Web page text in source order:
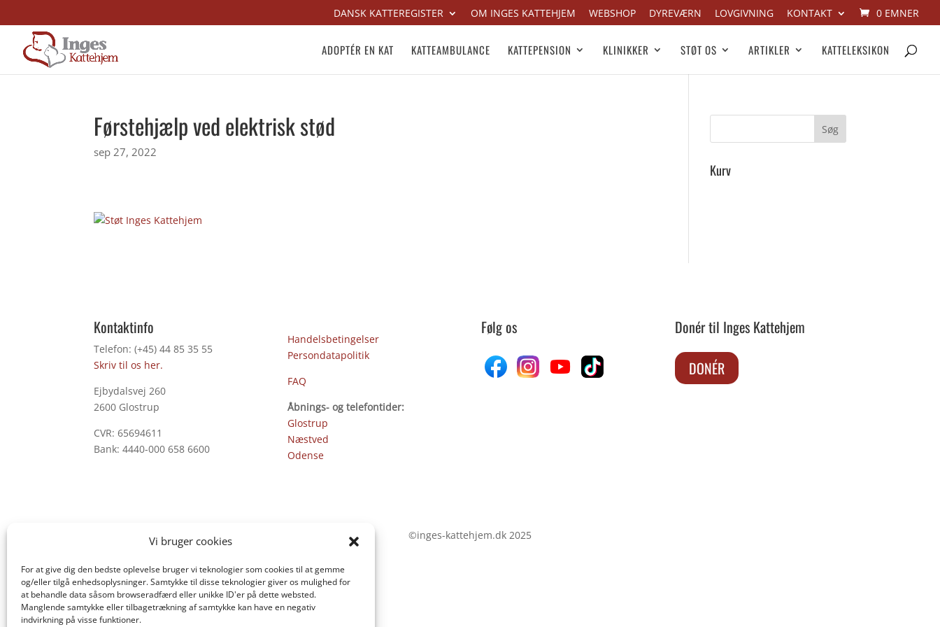
Vi bruger cookies
For at give dig den bedste oplevelse bruger vi teknologier som cookies til at gemme
og/eller tilgå enhedsoplysninger. Samtykke til disse teknologier giver os mulighed for
at behandle data såsom browseradfærd eller unikke ID'er på dette websted.
Manglende samtykke eller tilbagetrækning af samtykke kan have en negativ
indvirkning på visse funktioner.
DANSK KATTEREGISTER OM INGES KATTEHJEM WEBSHOP DYREVÆRN LOVGIVNING KONTAKT 0 EMNER
ADOPTÉR EN KAT KATTEAMBULANCE KATTEPENSION KLINIKKER STØT OS ARTIKLER KATTELEKSIKON
Førstehjælp ved elektrisk stød
sep 27, 2022
Kurv
Kontaktinfo
Telefon: (+45) 44 85 35 55
Skriv til os her.
Ejbydalsvej 260
2600 Glostrup
CVR: 65694611
Bank: 4440-000 658 6600
Handelsbetingelser
Persondatapolitik
FAQ
Åbnings- og telefontider:
Glostrup
Næstved
Odense
Følg os
Donér til Inges Kattehjem
DONÉR
©inges-kattehjem.dk 2025